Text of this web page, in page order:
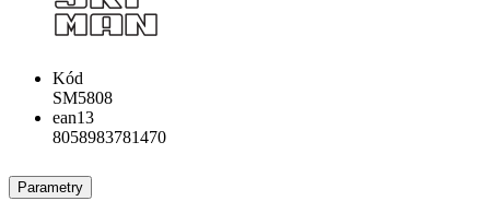
Kód
SM5808
ean13
8058983781470
Parametry